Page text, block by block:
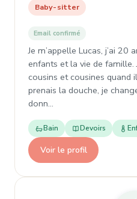
Baby-sitter
Email confirmé
Je m’appelle Lucas, j’ai 20
enfants et la vie de famille.
cousins et cousines quand
prenais la douche, je
donn…
Bain Devoirs
Voir le profil